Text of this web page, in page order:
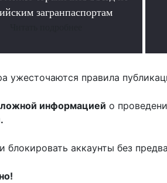
загранпаспортам
ужесточаются правила
информацией о
аккаунты без